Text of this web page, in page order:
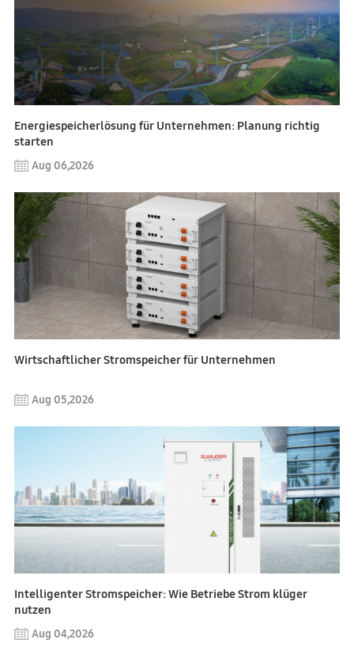
Energiespeicherlösung für Unternehmen: Planung richtig
starten
Aug 06,2026
Wirtschaftlicher Stromspeicher für Unternehmen
Aug 05,2026
Intelligenter Stromspeicher: Wie Betriebe Strom klüger
nutzen
Aug 04,2026